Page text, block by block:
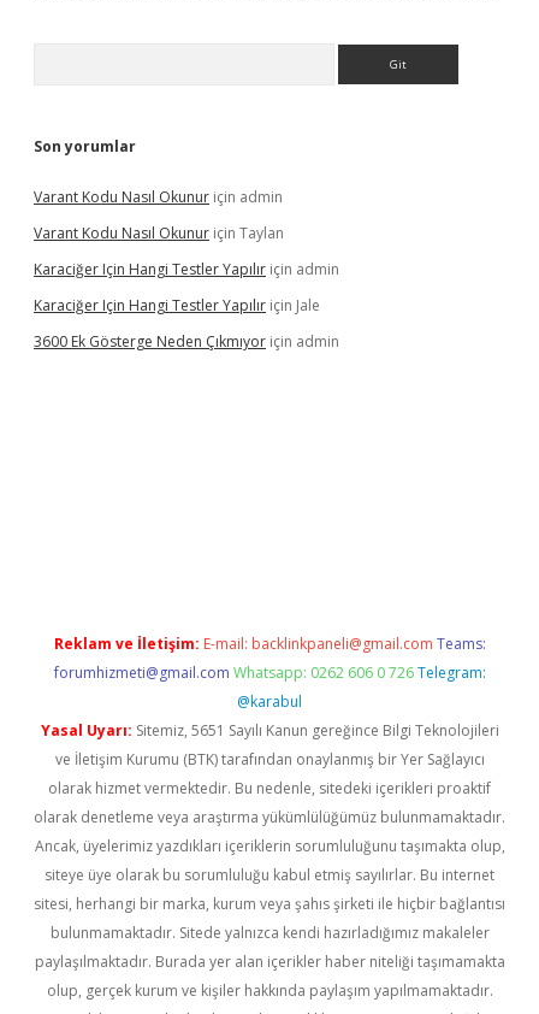
Son yorumlar
Varant Kodu Nasıl Okunur için admin
Varant Kodu Nasıl Okunur için Taylan
Karaciğer Için Hangi Testler Yapılır için admin
Karaciğer Için Hangi Testler Yapılır için Jale
3600 Ek Gösterge Neden Çıkmıyor için admin
Reklam ve İletişim: E-mail: backlinkpaneli@gmail.com Teams:
forumhizmeti@gmail.com Whatsapp: 0262 606 0 726 Telegram:
@karabul
Yasal Uyarı: Sitemiz, 5651 Sayılı Kanun gereğince Bilgi Teknolojileri
ve İletişim Kurumu (BTK) tarafından onaylanmış bir Yer Sağlayıcı
olarak hizmet vermektedir. Bu nedenle, sitedeki içerikleri proaktif
olarak denetleme veya araştırma yükümlülüğümüz bulunmamaktadır.
Ancak, üyelerimiz yazdıkları içeriklerin sorumluluğunu taşımakta olup,
siteye üye olarak bu sorumluluğu kabul etmiş sayılırlar. Bu internet
sitesi, herhangi bir marka, kurum veya şahıs şirketi ile hiçbir bağlantısı
bulunmamaktadır. Sitede yalnızca kendi hazırladığımız makaleler
paylaşılmaktadır. Burada yer alan içerikler haber niteliği taşımamakta
olup, gerçek kurum ve kişiler hakkında paylaşım yapılmamaktadır.